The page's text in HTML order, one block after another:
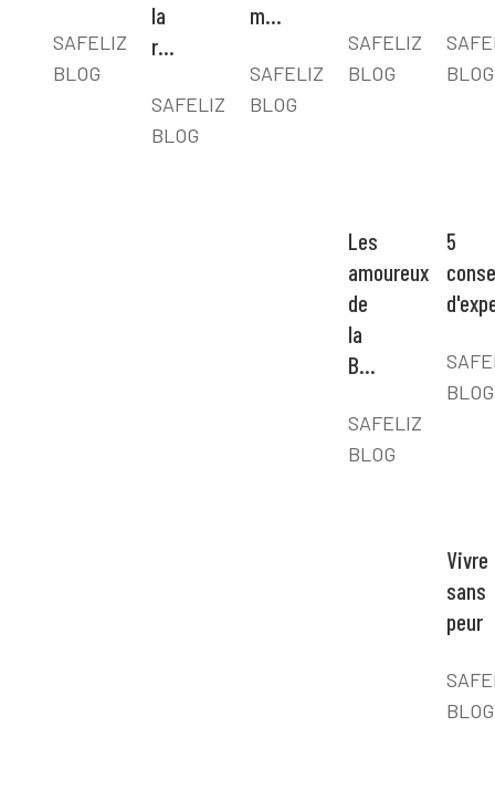
SAFELIZ
BLOG
la
r…
SAFELIZ
BLOG
m…
SAFELIZ
BLOG
SAFELIZ
BLOG
BLOG
Les
amoureux
de
la
B…
SAFELIZ
BLOG
5
BLOG
Vivre
sans
peur
BLOG